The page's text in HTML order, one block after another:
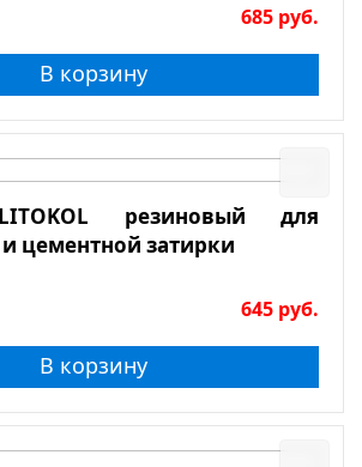
685 руб.
В корзину
резиновый для
цементной затирки
645 руб.
В корзину